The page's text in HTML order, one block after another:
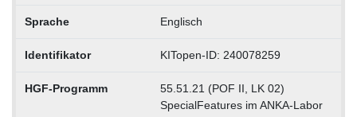
Sprache Englisch
Identifikator KITopen-ID: 240078259
HGF-Programm
55.51.21 (POF II, LK 02)
SpecialFeatures im ANKA-Labor